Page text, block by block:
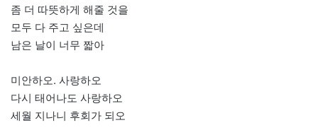
좀 더 따뜻하게 해줄 것을
모두 다 주고 싶은데
남은 날이 너무 짧아
미안하오. 사랑하오
다시 태어나도 사랑하오
세월 지나니 후회가 되오